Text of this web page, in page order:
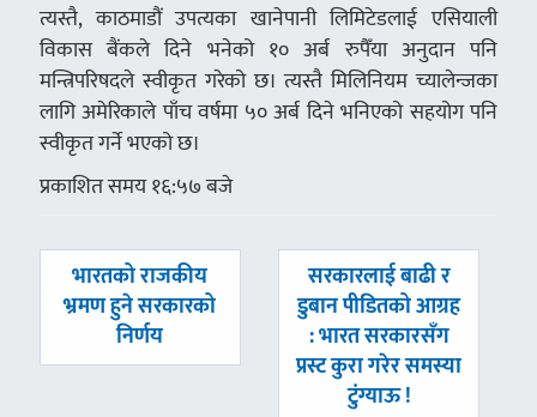
त्यस्तै, काठमाडौं उपत्यका खानेपानी लिमिटेडलाई एसियाली
विकास बैंकले दिने भनेको १० अर्ब रुपैँया अनुदान पनि
मन्त्रिपरिषदले स्वीकृत गरेको छ। त्यस्तै मिलिनियम च्यालेन्जका
लागि अमेरिकाले पाँच वर्षमा ५० अर्ब दिने भनिएको सहयोग पनि
स्वीकृत गर्ने भएको छ।
प्रकाशित समय १६:५७ बजे
पछिल्लाे
-
भारतको राजकीय
भ्रमण हुने सरकारको
निर्णय
अघिल्लाे
-
सरकारलाई बाढी र
डुबान पीडितको आग्रह
: भारत सरकारसँग
प्रस्ट कुरा गरेर समस्या
टुंग्याऊ !